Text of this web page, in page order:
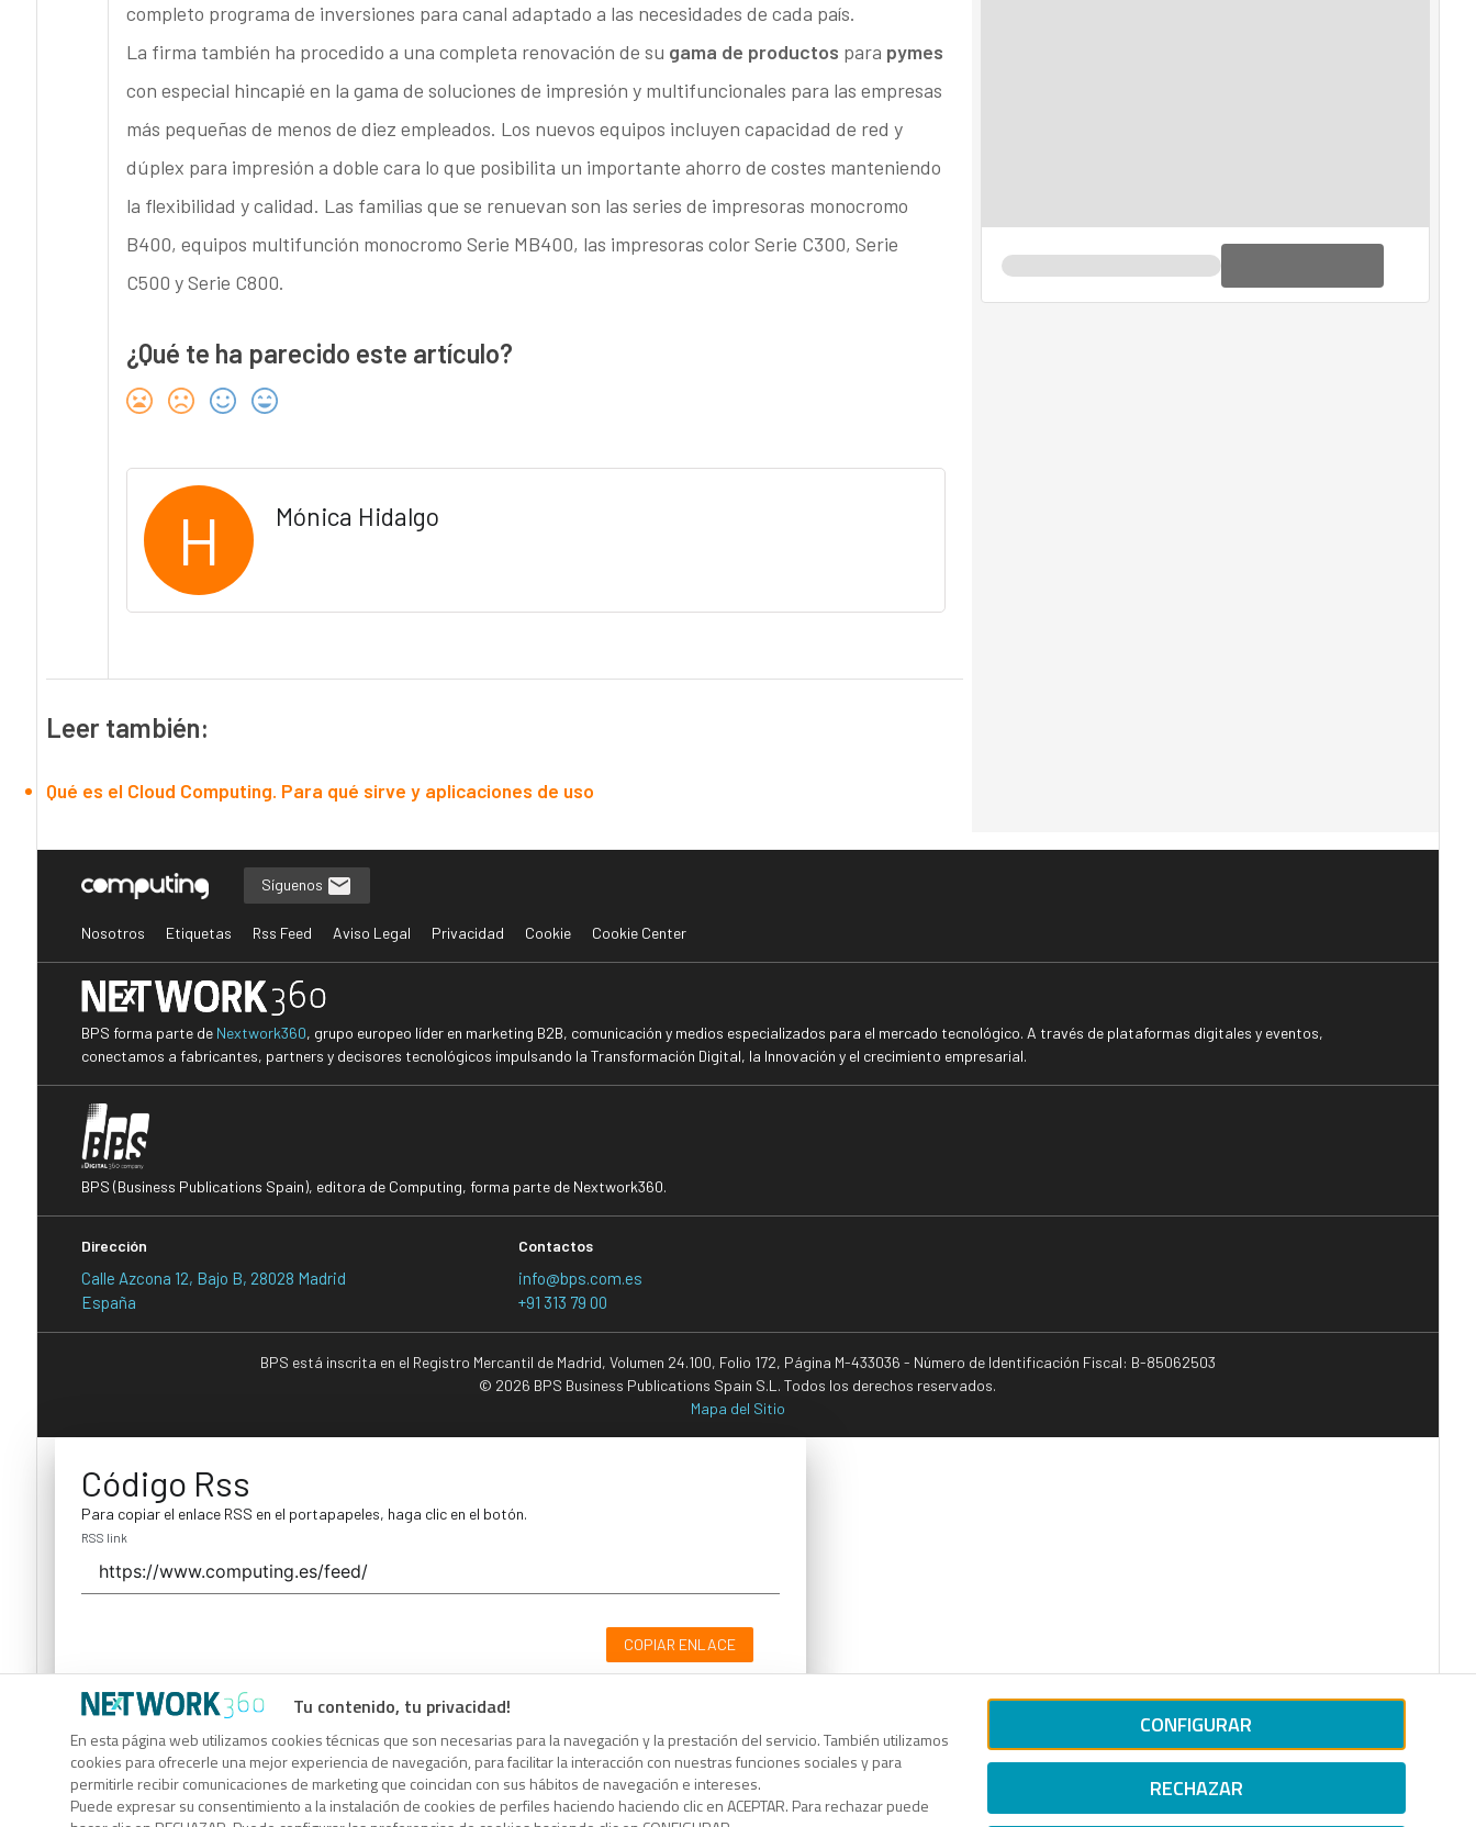
completo programa de inversiones para canal adaptado a las necesidades de cada país.
La firma también ha procedido a una completa renovación de su gama de productos para pymes
con especial hincapié en la gama de soluciones de impresión y multifuncionales para las empresas
más pequeñas de menos de diez empleados. Los nuevos equipos incluyen capacidad de red y
dúplex para impresión a doble cara lo que posibilita un importante ahorro de costes manteniendo
la flexibilidad y calidad. Las familias que se renuevan son las series de impresoras monocromo
B400, equipos multifunción monocromo Serie MB400, las impresoras color Serie C300, Serie
C500 y Serie C800.
¿Qué te ha parecido este artículo?
H Mónica Hidalgo
Leer también:
Qué es el Cloud Computing. Para qué sirve y aplicaciones de uso
Tu contenido, tu privacidad!
En esta página web utilizamos cookies técnicas que son necesarias para la navegación y la prestación del servicio. También utilizamos
cookies para ofrecerle una mejor experiencia de navegación, para facilitar la interacción con nuestras funciones sociales y para
permitirle recibir comunicaciones de marketing que coincidan con sus hábitos de navegación e intereses.
Puede expresar su consentimiento a la instalación de cookies de perfiles haciendo haciendo clic en ACEPTAR. Para rechazar puede
CONFIGURAR
RECHAZAR
Síguenos
Nosotros Etiquetas Rss Feed Aviso Legal Privacidad Cookie Cookie Center
BPS forma parte de Nextwork360, grupo europeo líder en marketing B2B, comunicación y medios especializados para el mercado tecnológico. A través de plataformas digitales y eventos,
conectamos a fabricantes, partners y decisores tecnológicos impulsando la Transformación Digital, la Innovación y el crecimiento empresarial.
BPS (Business Publications Spain), editora de Computing, forma parte de Nextwork360.
Dirección
Calle Azcona 12, Bajo B, 28028 Madrid
España
Contactos
info@bps.com.es
+91 313 79 00
BPS está inscrita en el Registro Mercantil de Madrid, Volumen 24.100, Folio 172, Página M-433036 - Número de Identificación Fiscal: B-85062503
© 2026 BPS Business Publications Spain S.L. Todos los derechos reservados.
Mapa del Sitio
Código Rss
Para copiar el enlace RSS en el portapapeles, haga clic en el botón.
RSS link
COPIAR ENLACE
Código Rss
Para copiar el enlace RSS en el portapapeles, haga clic en el botón.